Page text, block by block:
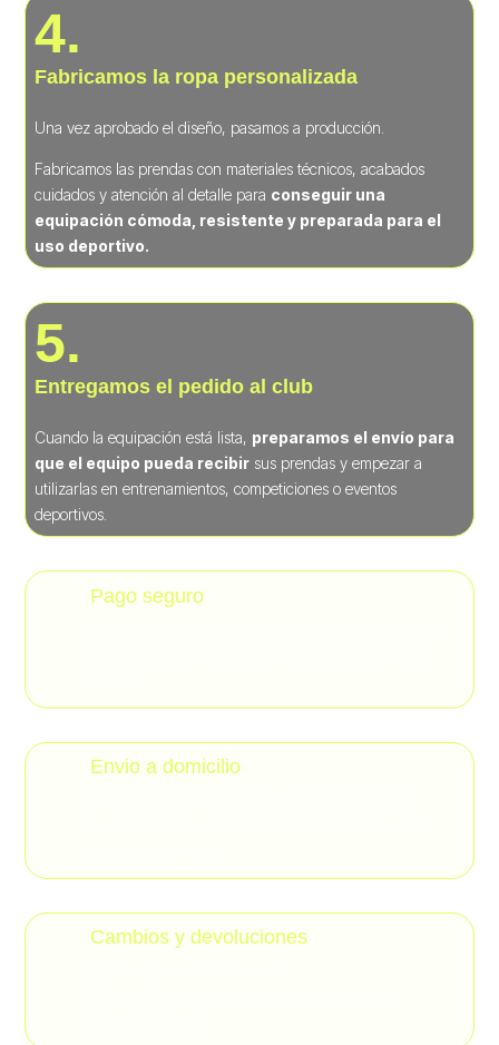
4.
Fabricamos la ropa personalizada
Una vez aprobado el diseño, pasamos a producción.
Fabricamos las prendas con materiales técnicos, acabados
cuidados y atención al detalle para conseguir una
equipación cómoda, resistente y preparada para el
uso deportivo.
5.
Entregamos el pedido al club
Cuando la equipación está lista, preparamos el envío para
que el equipo pueda recibir sus prendas y empezar a
utilizarlas en entrenamientos, competiciones o eventos
deportivos.
Pago seguro
Envio a domicilio
Cambios y devoluciones